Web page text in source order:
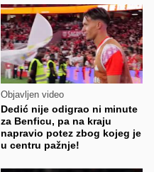
Objavljen video
Dedić nije odigrao ni minute
za Benficu, pa na kraju
napravio potez zbog kojeg je
u centru pažnje!